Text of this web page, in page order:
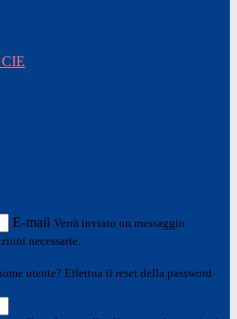
E-mail Verrà inviato un messaggio
necessarie.
utente? Effettua il reset della password